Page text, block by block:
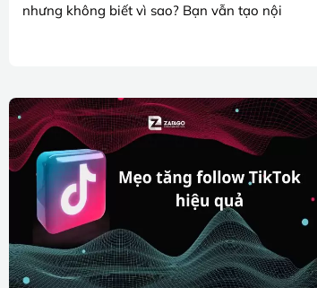
nhưng không biết vì sao? Bạn vẫn tạo nội